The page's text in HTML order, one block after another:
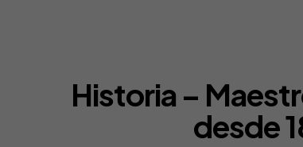
Historia –
desde